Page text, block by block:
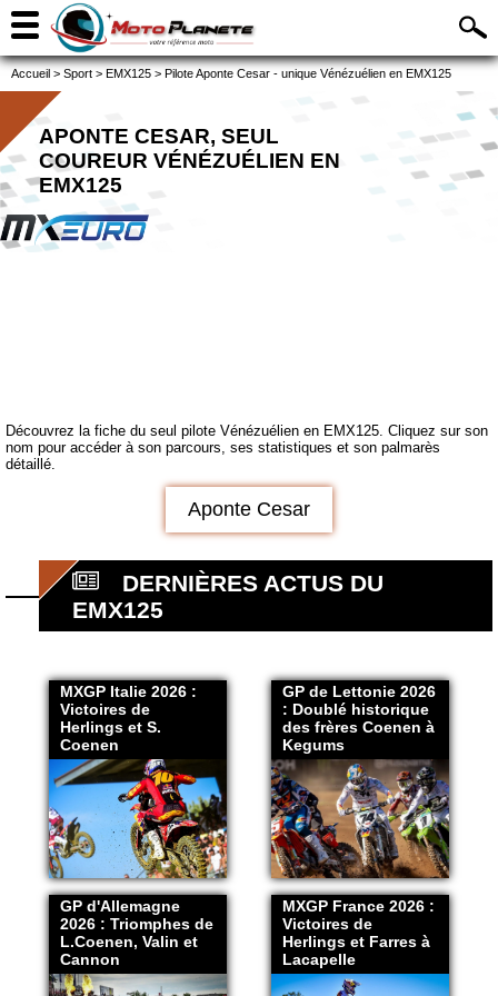
Accueil > Sport > EMX125 > Pilote Aponte Cesar - unique Vénézuélien en EMX125
APONTE CESAR, SEUL
COUREUR VÉNÉZUÉLIEN EN
EMX125
Découvrez la fiche du seul pilote Vénézuélien en EMX125. Cliquez sur son
nom pour accéder à son parcours, ses statistiques et son palmarès
détaillé.
Aponte Cesar
DERNIÈRES ACTUS DU
EMX125
MXGP Italie 2026 :
Victoires de
Herlings et S.
Coenen
GP de Lettonie 2026
: Doublé historique
des frères Coenen à
Kegums
GP d'Allemagne
2026 : Triomphes de
L.Coenen, Valin et
Cannon
MXGP France 2026 :
Victoires de
Herlings et Farres à
Lacapelle